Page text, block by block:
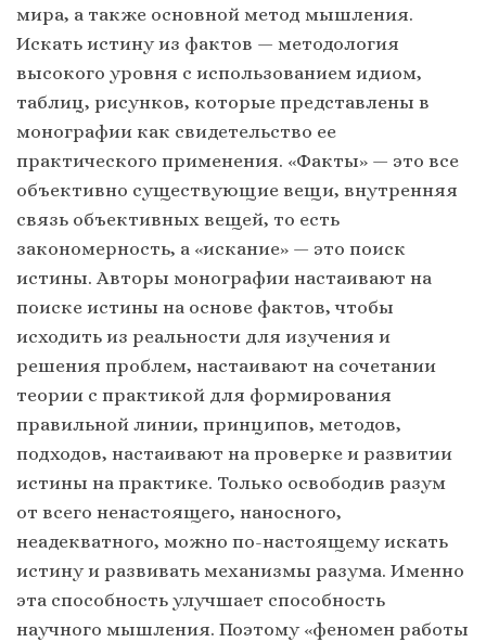
мира, а также основной метод мышления.
Искать истину из фактов — методология
высокого уровня с использованием идиом,
таблиц, рисунков, которые представлены в
монографии как свидетельство ее
практического применения. «Факты» — это все
объективно существующие вещи, внутренняя
связь объективных вещей, то есть
закономерность, а «искание» — это поиск
истины. Авторы монографии настаивают на
поиске истины на основе фактов, чтобы
исходить из реальности для изучения и
решения проблем, настаивают на сочетании
теории с практикой для формирования
правильной линии, принципов, методов,
подходов, настаивают на проверке и развитии
истины на практике. Только освободив разум
от всего ненастоящего, наносного,
неадекватного, можно по-настоящему искать
истину и развивать механизмы разума. Именно
эта способность улучшает способность
научного мышления. Поэтому «феномен работы